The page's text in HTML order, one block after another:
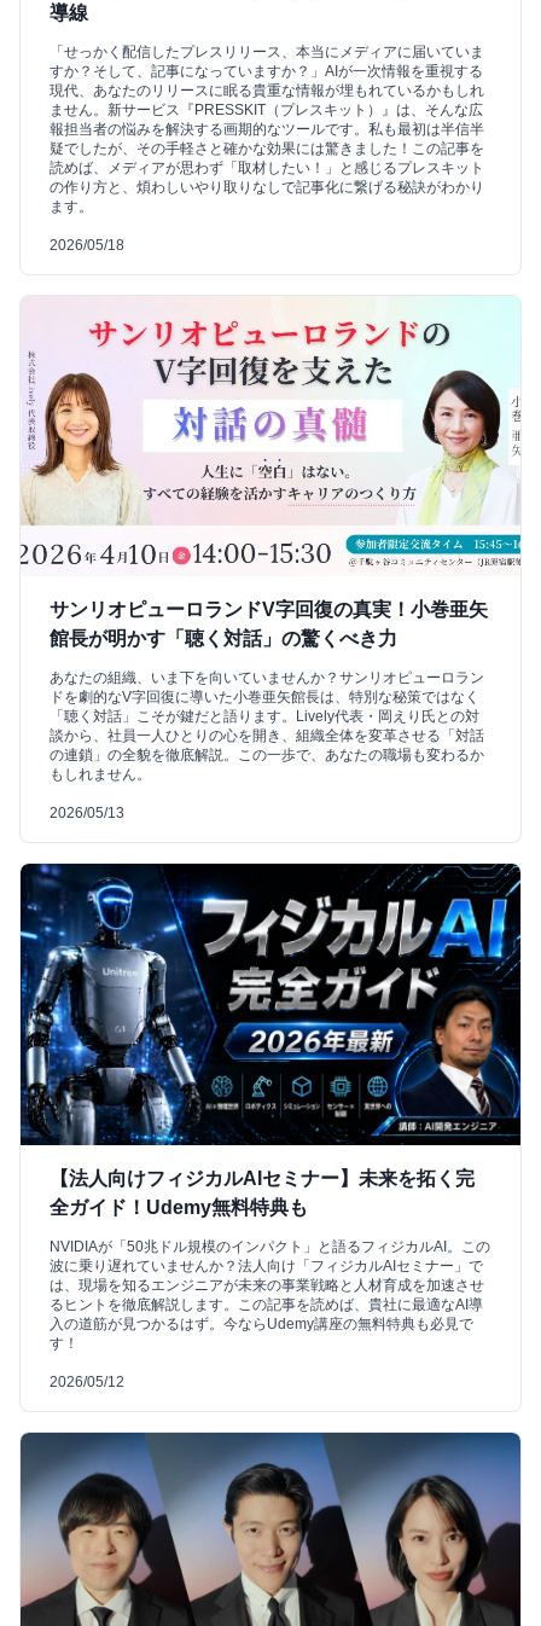
導線
「せっかく配信したプレスリリース、本当にメディアに届いていま
すか？そして、記事になっていますか？」AIが一次情報を重視する
現代、あなたのリリースに眠る貴重な情報が埋もれているかもしれ
ません。新サービス『PRESSKIT（プレスキット）』は、そんな広
報担当者の悩みを解決する画期的なツールです。私も最初は半信半
疑でしたが、その手軽さと確かな効果には驚きました！この記事を
読めば、メディアが思わず「取材したい！」と感じるプレスキット
の作り方と、煩わしいやり取りなしで記事化に繋げる秘訣がわかり
ます。
2026/05/18
サンリオピューロランドV字回復の真実！小巻亜矢
館長が明かす「聴く対話」の驚くべき力
あなたの組織、いま下を向いていませんか？サンリオピューロラン
ドを劇的なV字回復に導いた小巻亜矢館長は、特別な秘策ではなく
「聴く対話」こそが鍵だと語ります。Lively代表・岡えり氏との対
談から、社員一人ひとりの心を開き、組織全体を変革させる「対話
の連鎖」の全貌を徹底解説。この一歩で、あなたの職場も変わるか
もしれません。
2026/05/13
【法人向けフィジカルAIセミナー】未来を拓く完
全ガイド！Udemy無料特典も
NVIDIAが「50兆ドル規模のインパクト」と語るフィジカルAI。この
波に乗り遅れていませんか？法人向け「フィジカルAIセミナー」で
は、現場を知るエンジニアが未来の事業戦略と人材育成を加速させ
るヒントを徹底解説します。この記事を読めば、貴社に最適なAI導
入の道筋が見つかるはず。今ならUdemy講座の無料特典も必見で
す！
2026/05/12